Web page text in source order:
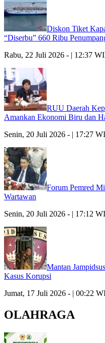
Diskon Tiket
“Diserbu” 660 Ribu
Rabu, 22 Juli 2026 - | 12:37
RUU Daerah
Amankan Ekonomi Biru dan
Senin, 20 Juli 2026 - | 17:27
Forum Pemred
Wartawan
Senin, 20 Juli 2026 - | 17:12
Mantan
Kasus Korupsi
Jumat, 17 Juli 2026 - | 00:22
OLAHRAGA